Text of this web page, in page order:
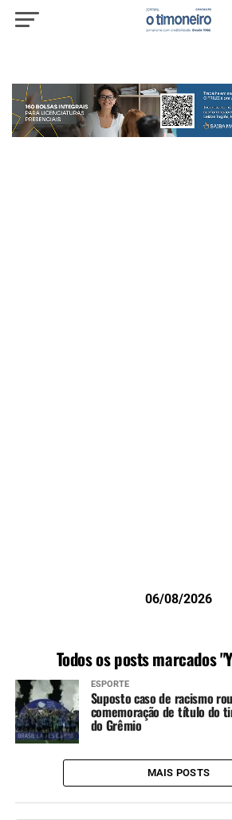
06/08/2026
Todos os posts marcados
ESPORTE
Suposto caso de racismo
comemoração de título do
do Grêmio
MAIS POSTS